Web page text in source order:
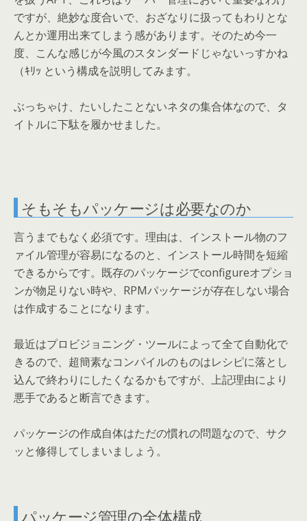
ですが、絶妙な度合いで、おざなりに扱ってもわりとな
んとか運用出来てしまう感があります。そのため今一
度、こんな感じが今風のスタンダードじゃないっすかね
（ｷﾘｯ という構成を説明してみます。
ぶっちゃけ、たいしたことないネタの集合体なので、タ
イトルに下駄を履かせました。
そもそもパッケージは必要なのか
言うまでもなく必須です。理由は、インストール物のフ
ァイル管理が容易になるのと、インストール時間を短縮
できるからです。既存のパッケージでconfigureオプショ
ンが物足りない時や、RPMパッケージが存在しない場合
は作成することになります。
最近はプロビジョニング・ツールによって全て自動化で
きるので、超簡素なコンパイルのものはレシピに落とし
込んで終わりにしたくなるかもですが、上記理由により
悪手であると断言できます。
パッケージの作成自体はただの慣れの問題なので、サク
ッと修得してしまいましょう。
パッケージ管理の全体構成